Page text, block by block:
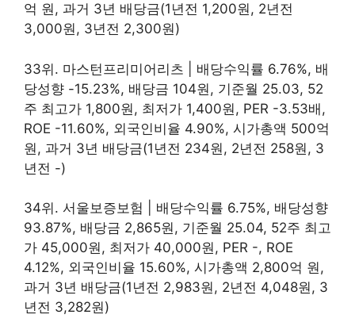
억 원, 과거 3년 배당금(1년전 1,200원, 2년전
3,000원, 3년전 2,300원)
33위. 마스턴프리미어리츠 | 배당수익률 6.76%, 배
당성향 -15.23%, 배당금 104원, 기준월 25.03, 52
주 최고가 1,800원, 최저가 1,400원, PER -3.53배,
ROE -11.60%, 외국인비율 4.90%, 시가총액 500억
원, 과거 3년 배당금(1년전 234원, 2년전 258원, 3
년전 -)
34위. 서울보증보험 | 배당수익률 6.75%, 배당성향
93.87%, 배당금 2,865원, 기준월 25.04, 52주 최고
가 45,000원, 최저가 40,000원, PER -, ROE
4.12%, 외국인비율 15.60%, 시가총액 2,800억 원,
과거 3년 배당금(1년전 2,983원, 2년전 4,048원, 3
년전 3,282원)